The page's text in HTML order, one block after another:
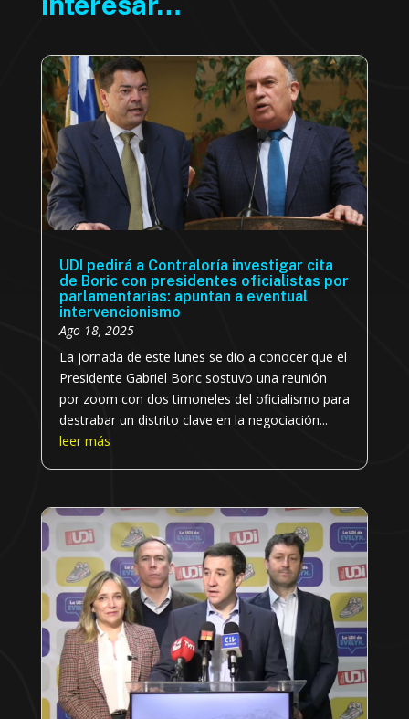
UDI pedirá a Contraloría investigar cita
de Boric con presidentes oficialistas por
parlamentarias: apuntan a eventual
intervencionismo
Ago 18, 2025
La jornada de este lunes se dio a conocer que el
Presidente Gabriel Boric sostuvo una reunión
por zoom con dos timoneles del oficialismo para
destrabar un distrito clave en la negociación...
leer más